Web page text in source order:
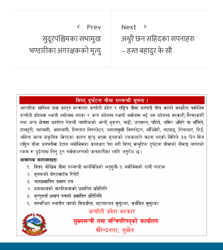
Prev
सुदूरपश्चिमका सभामुख
भण्डारीका अंगरक्षकको मृत्यु
Next
अधुरै छन सहिदका सपनाहरु
– हस्त बहादुर के सी